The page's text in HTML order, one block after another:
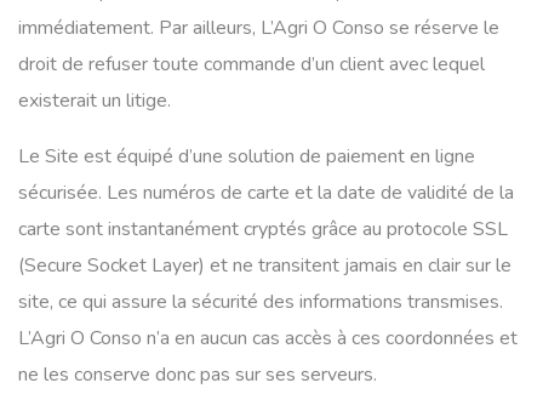
immédiatement. Par ailleurs, L’Agri O Conso se réserve le
droit de refuser toute commande d’un client avec lequel
existerait un litige.
Le Site est équipé d’une solution de paiement en ligne
sécurisée. Les numéros de carte et la date de validité de la
carte sont instantanément cryptés grâce au protocole SSL
(Secure Socket Layer) et ne transitent jamais en clair sur le
site, ce qui assure la sécurité des informations transmises.
L’Agri O Conso n’a en aucun cas accès à ces coordonnées et
ne les conserve donc pas sur ses serveurs.